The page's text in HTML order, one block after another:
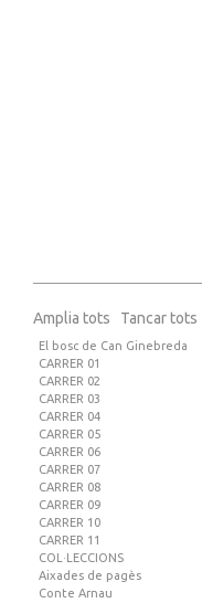
Amplia tots Tancar tots
El bosc de Can Ginebreda
CARRER 01
CARRER 02
CARRER 03
CARRER 04
CARRER 05
CARRER 06
CARRER 07
CARRER 08
CARRER 09
CARRER 10
CARRER 11
COL·LECCIONS
Aixades de pagès
Conte Arnau